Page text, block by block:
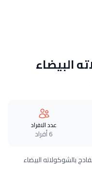
البيضاء
عدد الافراد
6 أفراد
بالشوكولاته البيضاء